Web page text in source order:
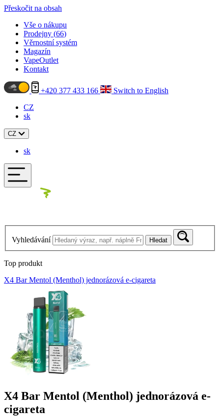
Přeskočit na obsah
Vše o nákupu
Prodejny (66)
Věrnostní systém
Magazín
VapeOutlet
Kontakt
+420 377 433 166
Switch to English
CZ
sk
CZ
sk
Vyhledávání Hledat
Top produkt
X4 Bar Mentol (Menthol) jednorázová e-cigareta
X4 Bar Mentol (Menthol) jednorázová e-
cigareta